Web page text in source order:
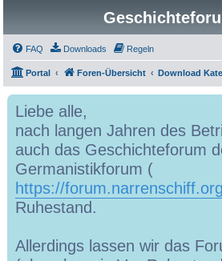
FAQ Downloads Regeln
Portal Foren-Übersicht Download
Liebe alle,
nach langen Jahren des
auch das Geschichteforum
Germanistikforum (
https://
Ruhestand.
Allerdings lassen wir das